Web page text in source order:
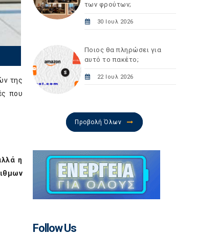
της
που
η
των φρούτων;
30 Ιουλ 2026
Ποιος θα πληρώσει για
αυτό το πακέτο;
22 Ιουλ 2026
Προβολή Όλων
Follow Us